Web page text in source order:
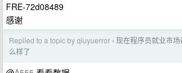
FRE-72d08489
感谢
Replied to a topic by qiuyuerror › 现在程序员就业市
么样了